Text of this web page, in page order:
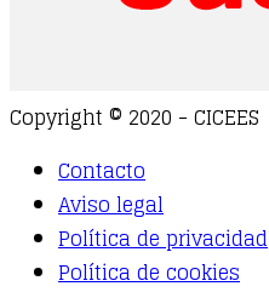
Copyright © 2020 - CICEES
Contacto
Aviso legal
Política de privacidad
Política de cookies